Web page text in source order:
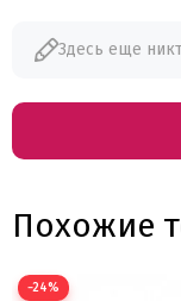
Здесь еще
Похожие
−24%